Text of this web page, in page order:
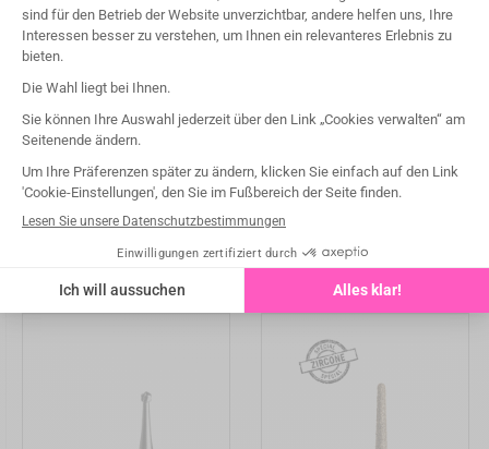
Fissures finishing
Type de fraise Fraises Carbure de tungstène
Vielleicht gefällt Ihnen auch
